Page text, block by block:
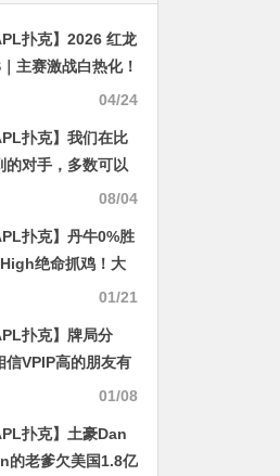
扑克】2026 红龙
主赛激战白热化！
仅剩26人晋级第四
顶CL，余磊紧随其
席
04/24
扑克】我们在比
的对手，多数可以
08/04
扑克】丹牛0%胜
绝命抓鸡！大
01/21
扑克】牌局分
信VPIP高的朋友有
01/08
扑克】土豪Dan
的老爹欠美国1.8亿